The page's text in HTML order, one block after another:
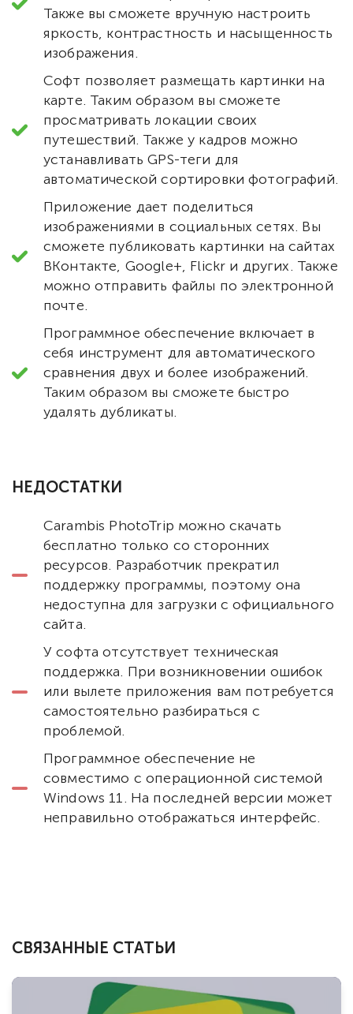
Также вы сможете вручную настроить
яркость, контрастность и насыщенность
изображения.
Софт позволяет размещать картинки на
карте. Таким образом вы сможете
просматривать локации своих
путешествий. Также у кадров можно
устанавливать GPS-теги для
автоматической сортировки фотографий.
Приложение дает поделиться
изображениями в социальных сетях. Вы
сможете публиковать картинки на сайтах
ВКонтакте, Google+, Flickr и других. Также
можно отправить файлы по электронной
почте.
Программное обеспечение включает в
себя инструмент для автоматического
сравнения двух и более изображений.
Таким образом вы сможете быстро
удалять дубликаты.
НЕДОСТАТКИ
Carambis PhotoTrip можно скачать
бесплатно только со сторонних
ресурсов. Разработчик прекратил
поддержку программы, поэтому она
недоступна для загрузки с официального
сайта.
У софта отсутствует техническая
поддержка. При возникновении ошибок
или вылете приложения вам потребуется
самостоятельно разбираться с
проблемой.
Программное обеспечение не
совместимо с операционной системой
Windows 11. На последней версии может
неправильно отображаться интерфейс.
СВЯЗАННЫЕ СТАТЬИ